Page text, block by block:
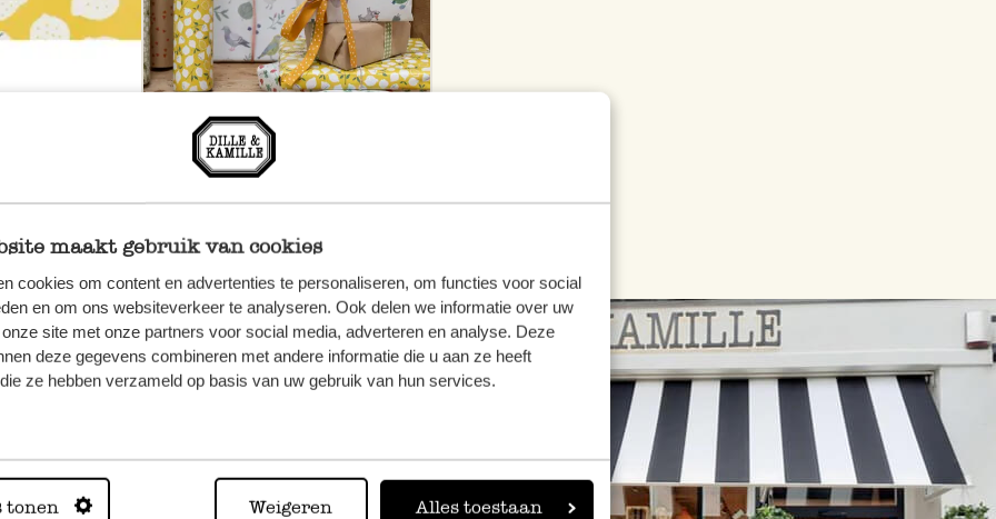
maakt gebruik van cookies
cookies om content en advertenties te personaliseren, om functies voor social
en om ons websiteverkeer te analyseren. Ook delen we informatie over uw
site met onze partners voor social media, adverteren en analyse. Deze
deze gegevens combineren met andere informatie die u aan ze heeft
ze hebben verzameld op basis van uw gebruik van hun services.
tonen Weigeren Alles toestaan
veuillez